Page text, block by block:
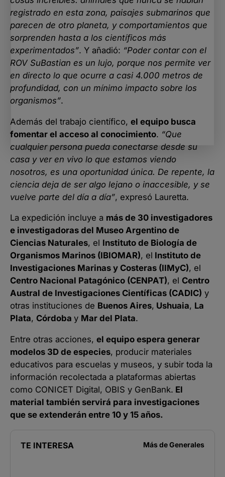
registrado en esta zona, paisajes submarinos que
parecen de otro planeta, y comportamientos que
sorprenden hasta a los científicos más
experimentados”. Y añadió: “Poder contar con el
ROV SuBastian es un lujo, porque nos permite ver
en directo lo que ocurre a casi 4.000 metros de
profundidad, con un mínimo impacto sobre los
organismos”.
Además del trabajo científico, el equipo busca
fomentar el acceso al conocimiento. “Que
cualquier persona pueda conectarse desde su
casa y ver en vivo lo que estamos viendo
nosotros, es una oportunidad única. De repente, la
ciencia deja de ser algo lejano o inaccesible, y se
vuelve parte del día a día”, expresó Lauretta.
La expedición incluye a más de 30 investigadores
e investigadoras del Museo Argentino de
Ciencias Naturales, el Instituto de Biología de
Organismos Marinos (IBIOMAR), el Instituto de
Investigaciones Marinas y Costeras (IIMyC), el
Centro Nacional Patagónico (CENPAT), el Centro
Austral de Investigaciones Científicas (CADIC) y
otras instituciones de Buenos Aires, Ushuaia, La
Plata, Córdoba y Mar del Plata.
Entre otras acciones, el equipo espera generar
modelos 3D de especies, producir materiales
educativos para escuelas y museos, y subir toda la
información recolectada a plataformas abiertas
como CONICET Digital, OBIS y GenBank. El
material también servirá para investigaciones
que se extenderán entre 10 y 15 años.
TE INTERESA Más deGenerales